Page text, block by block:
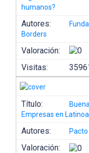
humanos?
Autores:
Borders
Valoración:
Visitas:
Título:
Empresas en
Autores:
Valoración: